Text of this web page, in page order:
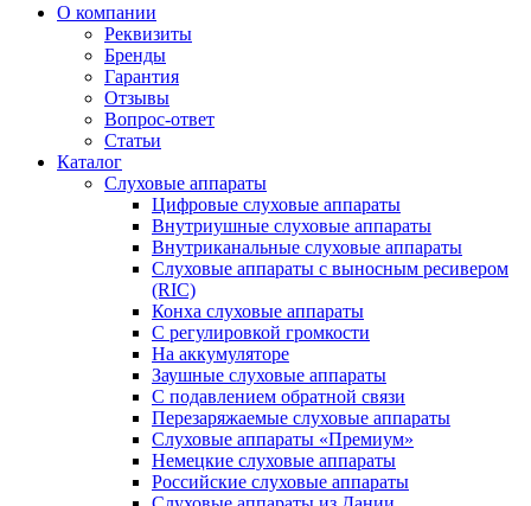
О компании
Реквизиты
Бренды
Гарантия
Отзывы
Вопрос-ответ
Статьи
Каталог
Слуховые аппараты
Цифровые слуховые аппараты
Внутриушные слуховые аппараты
Внутриканальные слуховые аппараты
Слуховые аппараты с выносным ресивером
(RIC)
Конха слуховые аппараты
С регулировкой громкости
На аккумуляторе
Заушные слуховые аппараты
C подавлением обратной связи
Перезаряжаемые слуховые аппараты
Слуховые аппараты «Премиум»
Немецкие слуховые аппараты
Российские слуховые аппараты